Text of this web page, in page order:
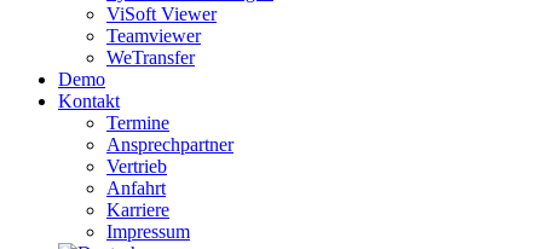
ViSoft Viewer
Teamviewer
WeTransfer
Demo
Kontakt
Termine
Ansprechpartner
Vertrieb
Anfahrt
Karriere
Impressum